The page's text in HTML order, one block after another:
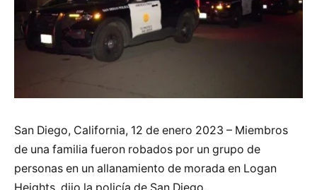
San Diego, California, 12 de enero 2023 – Miembros
de una familia fueron robados por un grupo de
personas en un allanamiento de morada en Logan
Heights, dijo la policía de San Diego.